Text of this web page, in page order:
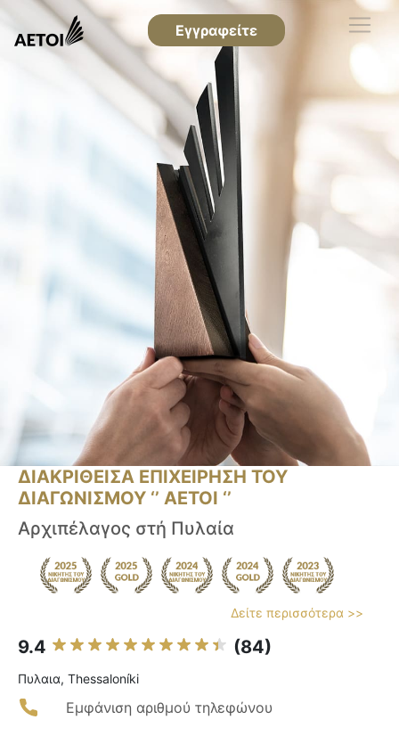
Εγγραφείτε
ΔΙΑΚΡΙΘΕΙΣΑ ΕΠΙΧΕΙΡΗΣΗ ΤΟΥ
ΔΙΑΓΩΝΙΣΜΟΥ ‘’ ΑΕΤΟΙ ‘’
Αρχιπέλαγος στή Πυλαία
Δείτε περισσότερα >>
9.4 (84)
Πυλαια, Thessaloníki
Εμφάνιση αριθμού τηλεφώνου